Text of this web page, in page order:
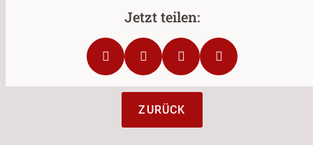
ZURÜCK